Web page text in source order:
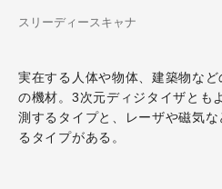
スリーディースキャナ
実在する人体や物体、建築物な
の機材。3次元ディジタイザとも
測するタイプと、レーザや磁気
るタイプがある。